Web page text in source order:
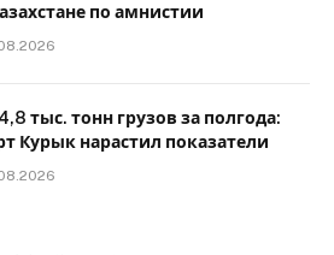
по амнистии
тыс. тонн грузов за полгода:
Курык нарастил показатели